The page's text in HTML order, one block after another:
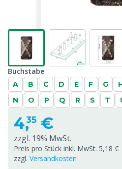
Buchstabe
A B C D E F G
N
O P Q R S T
4,35 €
zzgl. 19% MwSt.
Preis pro Stück inkl. MwSt. 5,18 €
zzgl. Versandkosten